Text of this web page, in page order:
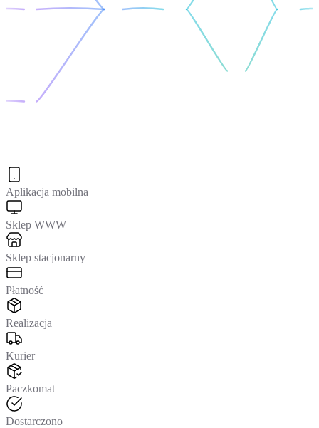
Aplikacja mobilna
Sklep WWW
Sklep stacjonarny
Płatność
Realizacja
Kurier
Paczkomat
Dostarczono